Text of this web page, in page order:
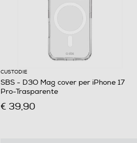
CUSTODIE
SBS - D3O Mag cover per iPhone 17
Pro-Trasparente
€ 39,90